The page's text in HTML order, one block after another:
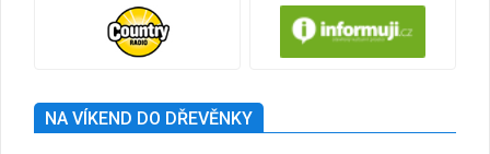
NA VÍKEND DO DŘEVĚNKY